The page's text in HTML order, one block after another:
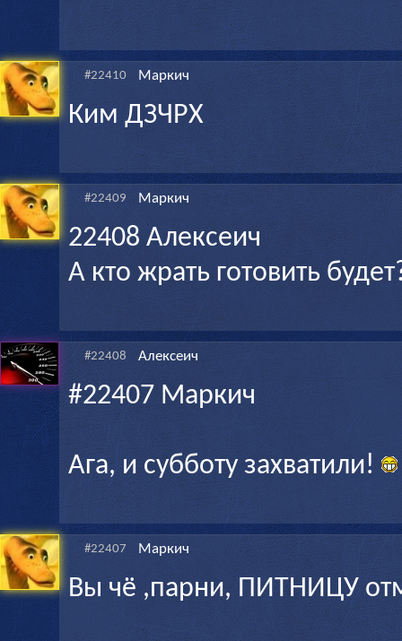
#22410 Маркич
Ким ДЗЧРХ
#22409 Маркич
22408 Алексеич
А кто жрать готовить
#22408 Алексеич
#22407 Маркич
Ага, и субботу захватили!
#22407 Маркич
Вы чё ,парни, ПИТНИЦУ